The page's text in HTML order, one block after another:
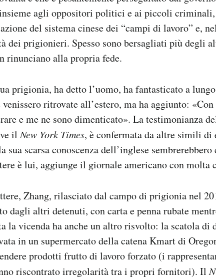
agli oppositori politici e ai piccoli
del sistema cinese dei “campi di lavoro” e,
dei prigionieri. Spesso sono bersagliati più degli
rinunciano alla propria fede.
prigionia, ha detto l’uomo, ha fantasticato a
ritrovate all’estero, ma ha aggiunto:
e me ne sono dimenticato». La testimonianza
ilNew York Times, è confermata da altre simili
sua scarsa conoscenza dell’inglese
è lui, aggiunge il giornale americano con molta
Zhang, rilasciato dal campo di prigionia nel
dagli altri detenuti, con carta e penna rubate
la vicenda ha anche un altro risvolto: la scatola di
in un supermercato della catena Kmart di
prodotti frutto di lavoro forzato (i
riscontrato irregolarità tra i propri fornitori). Il